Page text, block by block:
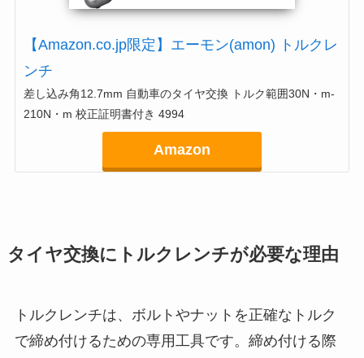
【Amazon.co.jp限定】エーモン(amon) トルクレ
ンチ
差し込み角12.7mm 自動車のタイヤ交換 トルク範囲30N・m-
210N・m 校正証明書付き 4994
Amazon
タイヤ交換にトルクレンチが必要な理由
トルクレンチは、ボルトやナットを正確なトルク
で締め付けるための専用工具です。締め付ける際